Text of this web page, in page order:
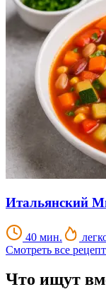
Итальянский
40 мин.
Смотреть все
Что ищут